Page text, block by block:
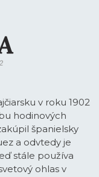
v roku 1902
hodinových
španielsky
a odvtedy je
stále používa
ohlas v